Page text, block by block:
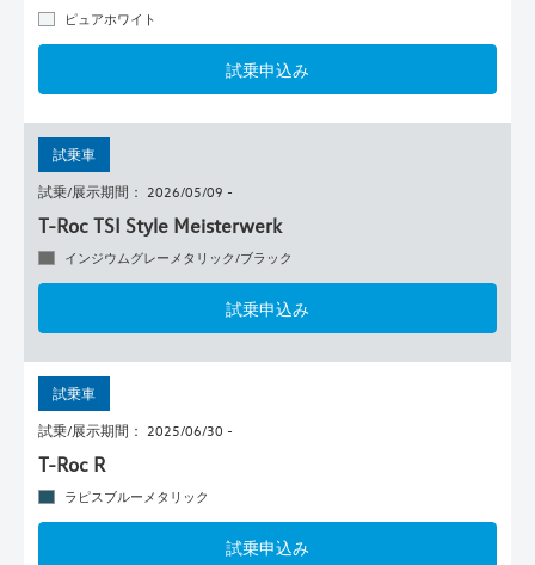
ピュアホワイト
試乗申込み
試乗車
試乗/展示期間： 2026/05/09 -
T-Roc TSI Style Meisterwerk
インジウムグレーメタリック/ブラック
試乗申込み
試乗車
試乗/展示期間： 2025/06/30 -
T-Roc R
ラピスブルーメタリック
試乗申込み